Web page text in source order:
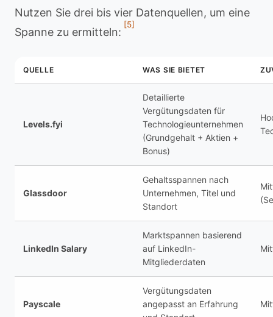
Nutzen Sie drei bis vier Datenquellen, um eine
Spanne zu ermitteln:
[5]
QUELLE WAS SIE BIETET
Levels.fyi
Detaillierte
Vergütungsdaten für
Technologieunternehmen
(Grundgehalt + Aktien +
Bonus)
Glassdoor
Gehaltsspannen nach
Unternehmen, Titel und
Standort
LinkedIn Salary
Marktspannen basierend
auf LinkedIn-
Mitgliederdaten
Payscale
Vergütungsdaten
angepasst an Erfahrung